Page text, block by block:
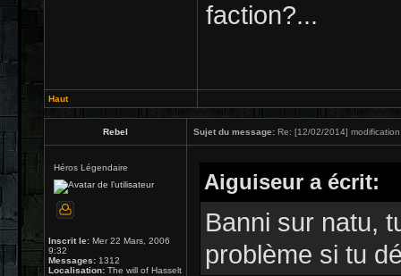
faction?...
Haut
Rebel Sujet du message: Re: [12/02/2014] modification
Héros Légendaire
Inscrit le: Mer 22 Mars, 2006
9:32
Messages: 1312
Localisation: The will of Hasselt
Aiguiseur a écrit:
Banni sur natu,
problème si tu